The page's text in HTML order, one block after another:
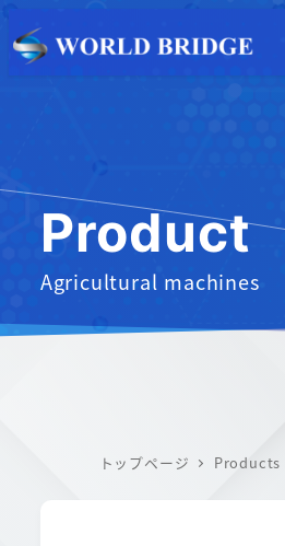
Product
Agricultural machines
トップページ Products